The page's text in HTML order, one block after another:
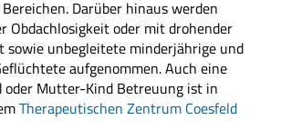
Darüber hinaus werden
Obdachlosigkeit oder mit drohender
sowie unbegleitete minderjährige und
aufgenommen. Auch eine
Mutter-Kind Betreuung ist in
Therapeutischen Zentrum Coesfeld